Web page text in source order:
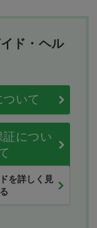
ド・ヘル
いて
証につい
を詳しく見
る